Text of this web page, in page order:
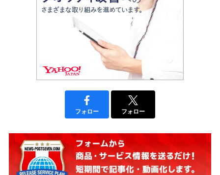
フォロー フォロー